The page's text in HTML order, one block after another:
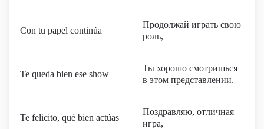
Con tu papel continúa
Продолжай играть свою
роль,
Te queda bien esе show
Ты хорошо смотришься
в этом представлении.
Te felicito, qué bien actúas
Поздравляю, отличная
игра,